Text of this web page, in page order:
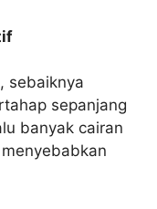
sebaiknya
sepanjang
banyak cairan